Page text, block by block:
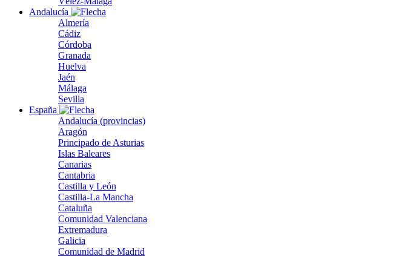
Andalucía
Almería
Cádiz
Córdoba
Granada
Huelva
Jaén
Málaga
Sevilla
España
Andalucía (provincias)
Aragón
Principado de Asturias
Islas Baleares
Canarias
Cantabria
Castilla y León
Castilla-La Mancha
Cataluña
Comunidad Valenciana
Extremadura
Galicia
Comunidad de Madrid